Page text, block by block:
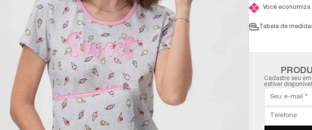
Você economiza
Tabela de
Cadastre seu
estiver